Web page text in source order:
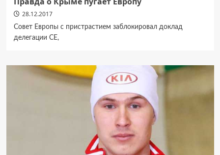
28.12.2017
Совет Европы с пристрастием заблокировал доклад
делегации СЕ,